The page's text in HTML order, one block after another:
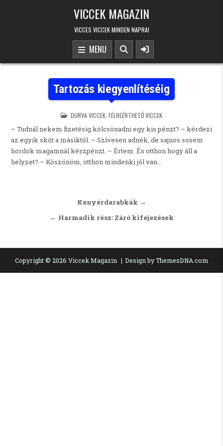
VICCEK MAGAZIN
VICCES VICCEK MINDEN NAPRA!
MENU
Tartozás kiegyenlítéséig
POSTED IN
DURVA VICCEK FÉLREÉRTHETŐ VICCEK
– Tudnál nekem fizetésig kölcsönadni egy kis pénzt? – kérdezi
az egyik skót a másiktól. – Szívesen adnék, de sajnos sosem
hordok magamnál készpénzt. – Értem. És otthon hogy áll a
helyzet? – Köszönöm, otthon mindenki jól van…
Bejegyzés navigáció
Kenyérdarabkák →
← Harmadik rész: Záró kifejezések
Copyright © 2026 Viccek Magazin Design by ThemesDNA.com